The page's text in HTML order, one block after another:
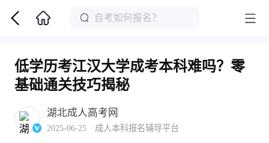
低学历考江汉大学成考本科难吗？零
基础通关技巧揭秘
湖北成人高考网
2025-06-25 成人本科报名辅导平台